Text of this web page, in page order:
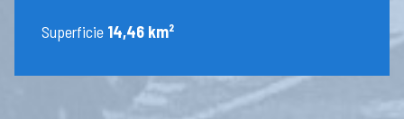
Superficie 14,46 km²